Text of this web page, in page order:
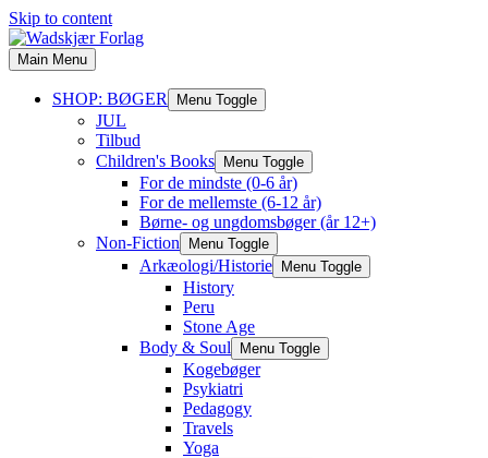
Skip to content
Main Menu
SHOP: BØGER Menu Toggle
JUL
Tilbud
Children's Books
Menu Toggle
For de mindste (0-6 år)
For de mellemste (6-12 år)
Børne- og ungdomsbøger (år 12+)
Non-Fiction
Menu Toggle
Arkæologi/Historie Menu Toggle
History
Peru
Stone Age
Body & Soul
Menu Toggle
Kogebøger
Psykiatri
Pedagogy
Travels
Yoga